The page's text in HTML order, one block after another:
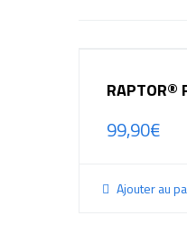
RAPTOR®
99,90€
Ajouter au